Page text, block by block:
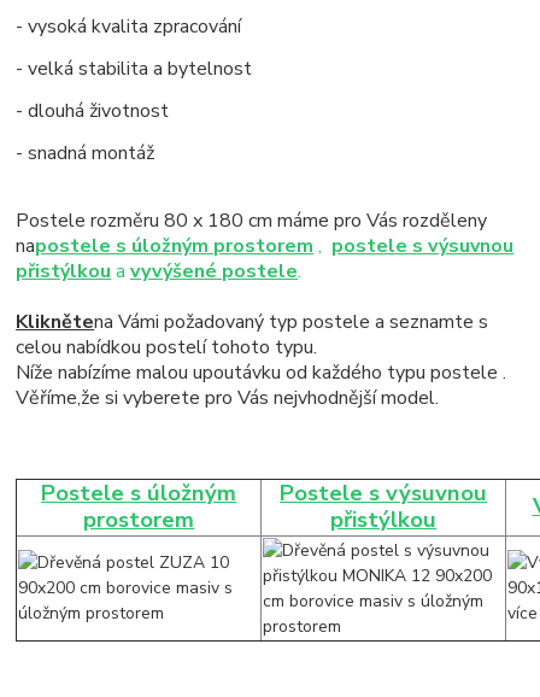
- vysoká kvalita zpracování
- velká stabilita a bytelnost
- dlouhá životnost
- snadná montáž
Postele rozměru 80 x 180 cm máme pro Vás rozděleny
napostele s úložným prostorem , postele s výsuvnou
přistýlkou avyvýšené postele.
Kliknětena Vámi požadovaný typ postele a seznamte s
celou nabídkou postelí tohoto typu.
Níže nabízíme malou upoutávku od každého typu postele .
Věříme,že si vyberete pro Vás nejvhodnější model.
Postele s úložným
prostorem
Postele s výsuvnou
přistýlkou